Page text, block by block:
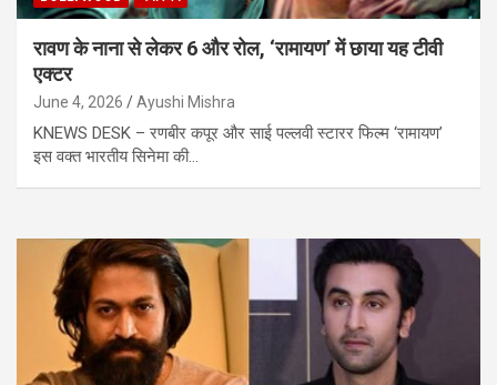
रावण के नाना से लेकर 6 और रोल, ‘रामायण’ में छाया यह टीवी
एक्टर
June 4, 2026 Ayushi Mishra
KNEWS DESK – रणबीर कपूर और साई पल्लवी स्टारर फिल्म ‘रामायण’
इस वक्त भारतीय सिनेमा की…